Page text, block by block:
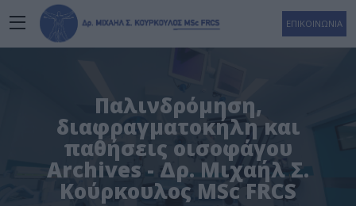
ΕΠΙΚΟΙΝΩΝΙΑ
Παλινδρόμηση,
διαφραγματοκήλη και
παθήσεις οισοφάγου
Archives - Δρ. Μιχαήλ Σ.
Κούρκουλος MSc FRCS